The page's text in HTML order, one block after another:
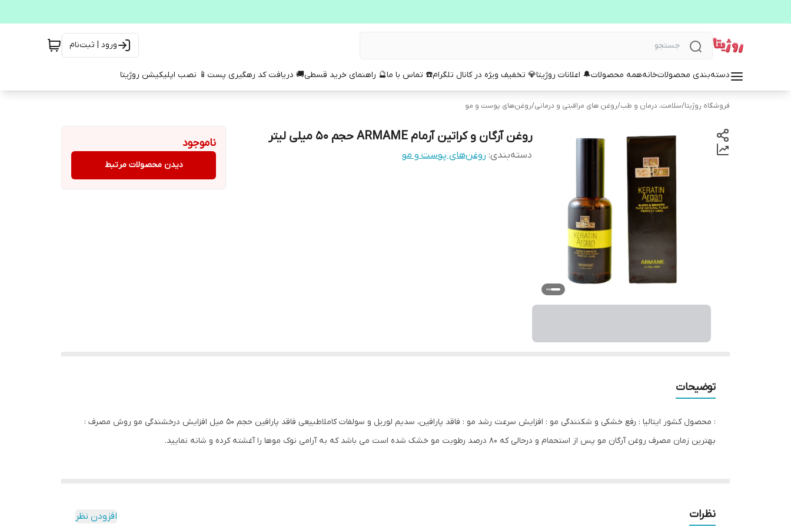
ورود | ثبت‌نام
دسته‌بندی محصولاتخانههمه محصولات🔔 اعلانات روژیتا💎 تخفیف ویژه در کانال تلگرام☎️ تماس با ما🔮 راهنمای خرید قسطی🚚 دریافت کد رهگیری پست 📱 نصب اپلیکیشن روژیتا
فروشگاه روژیتا/سلامت، درمان و طب/روغن های مراقبتی و درمانی/روغن‌های پوست و مو
روغن آرگان و کراتین آرمام ARMAME حجم 50 میلی لیتر
دسته‌بندی: روغن‌های پوست و مو
ناموجود
دیدن محصولات مرتبط
توضیحات
: محصول کشور ایتالیا : رفع خشکی و شکنندگی مو : افزایش سرعت رشد مو : فاقد پارافین، سدیم لوریل و سولفات کاملاطبیعی فاقد پارافین حجم 50 میل افزایش درخشندگی مو روش مصرف :
بهترین زمان مصرف روغن آرگان مو پس از استحمام و درحالی که ۸۰ درصد رطوبت مو خشک شده است می باشد که به آرامی نوک موها را آغشته کرده و شانه نمایید.
نظرات افزودن نظر